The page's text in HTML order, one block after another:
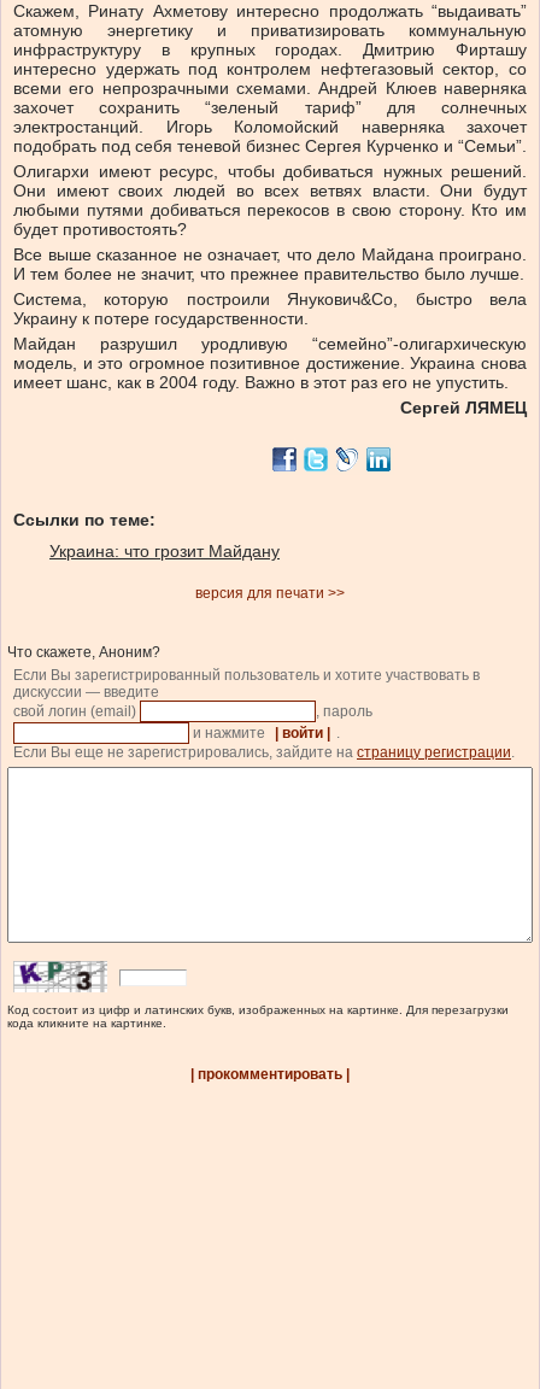
Скажем, Ринату Ахметову интересно продолжать “выдаивать”
атомную энергетику и приватизировать коммунальную
инфраструктуру в крупных городах. Дмитрию Фирташу
интересно удержать под контролем нефтегазовый сектор, со
всеми его непрозрачными схемами. Андрей Клюев наверняка
захочет сохранить “зеленый тариф” для солнечных
электростанций. Игорь Коломойский наверняка захочет
подобрать под себя теневой бизнес Сергея Курченко и “Семьи”.
Олигархи имеют ресурс, чтобы добиваться нужных решений.
Они имеют своих людей во всех ветвях власти. Они будут
любыми путями добиваться перекосов в свою сторону. Кто им
будет противостоять?
Все выше сказанное не означает, что дело Майдана проиграно.
И тем более не значит, что прежнее правительство было лучше.
Система, которую построили Янукович&Co, быстро вела
Украину к потере государственности.
Майдан разрушил уродливую “семейно”-олигархическую
модель, и это огромное позитивное достижение. Украина снова
имеет шанс, как в 2004 году. Важно в этот раз его не упустить.
Сергей ЛЯМЕЦ
Ссылки по теме:
Украина: что грозит Майдану
версия для печати >>
Что скажете, Аноним?
Если Вы зарегистрированный пользователь и хотите участвовать в
дискуссии — введите
свой логин (email)
, пароль
и нажмите
| войти |
.
Если Вы еще не зарегистрировались, зайдите на страницу регистрации.
Код состоит из цифр и латинских букв, изображенных на картинке. Для перезагрузки
кода кликните на картинке.
| прокомментировать |